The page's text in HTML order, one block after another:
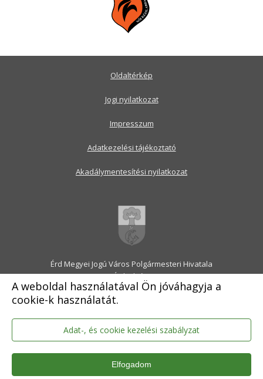
A weboldal használatával Ön jóváhagyja a
cookie-k használatát.
Adat-, és cookie kezelési szabályzat
Elfogadom
Érd Megyei Jogú Város Polgármesteri Hivatala
2030 Érd, Alsó utca 1.
Levélcím: 2031 Érd, Pf.: 31
E-mail:onkormanyzat@erd.hu
Telefonközpont:06-23-522-300
Ügyfélszolgálat:06-23-522-301
Hivatali Kapu: ERDPH
KRID szám: 707189964
Oldaltérkép
Jogi nyilatkozat
Impresszum
Adatkezelési tájékoztató
Akadálymentesítési nyilatkozat